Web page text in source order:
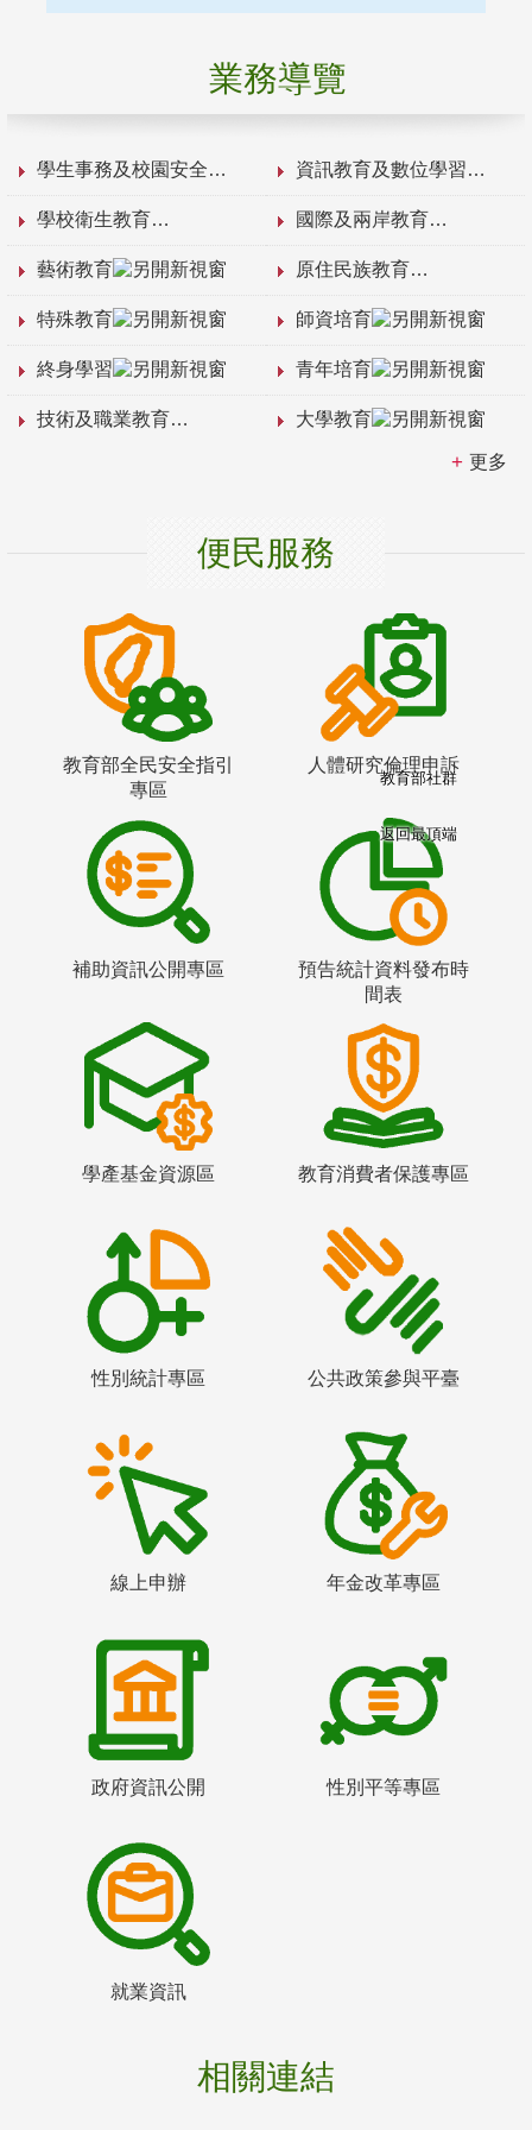
業務導覽
學生事務及校園安全 資訊教育及數位學習
學校衛生教育 國際及兩岸教育
藝術教育 原住民族教育
特殊教育 師資培育
終身學習 青年培育
技術及職業教育 大學教育
更多
便民服務
教育部全民安全指引
專區
人體研究倫理申訴
補助資訊公開專區
預告統計資料發布時
間表
學產基金資源區 教育消費者保護專區
性別統計專區 公共政策參與平臺
線上申辦 年金改革專區
政府資訊公開 性別平等專區
就業資訊
相關連結
教育部社群
返回最頂端